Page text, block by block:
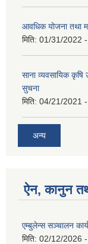
आवधिक योजना तथा
मिति: 01/31/2022
साना व्यवसायिक
सुचना
मिति: 04/21/2021
अन्य
ऐन, कानुन
एम्बुलेन्स सञ्चालन
मिति: 02/12/2026